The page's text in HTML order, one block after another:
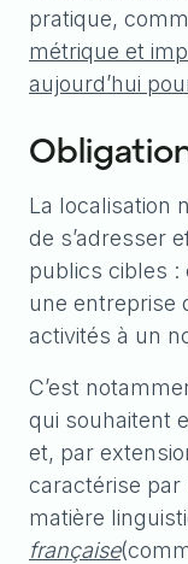
pratique,
métrique et
aujourd’hui
La localisation
de s’adresser
publics cibles :
une entreprise
activités à un
C’est
qui souhaitent
et, par
caractérise par
matière
française